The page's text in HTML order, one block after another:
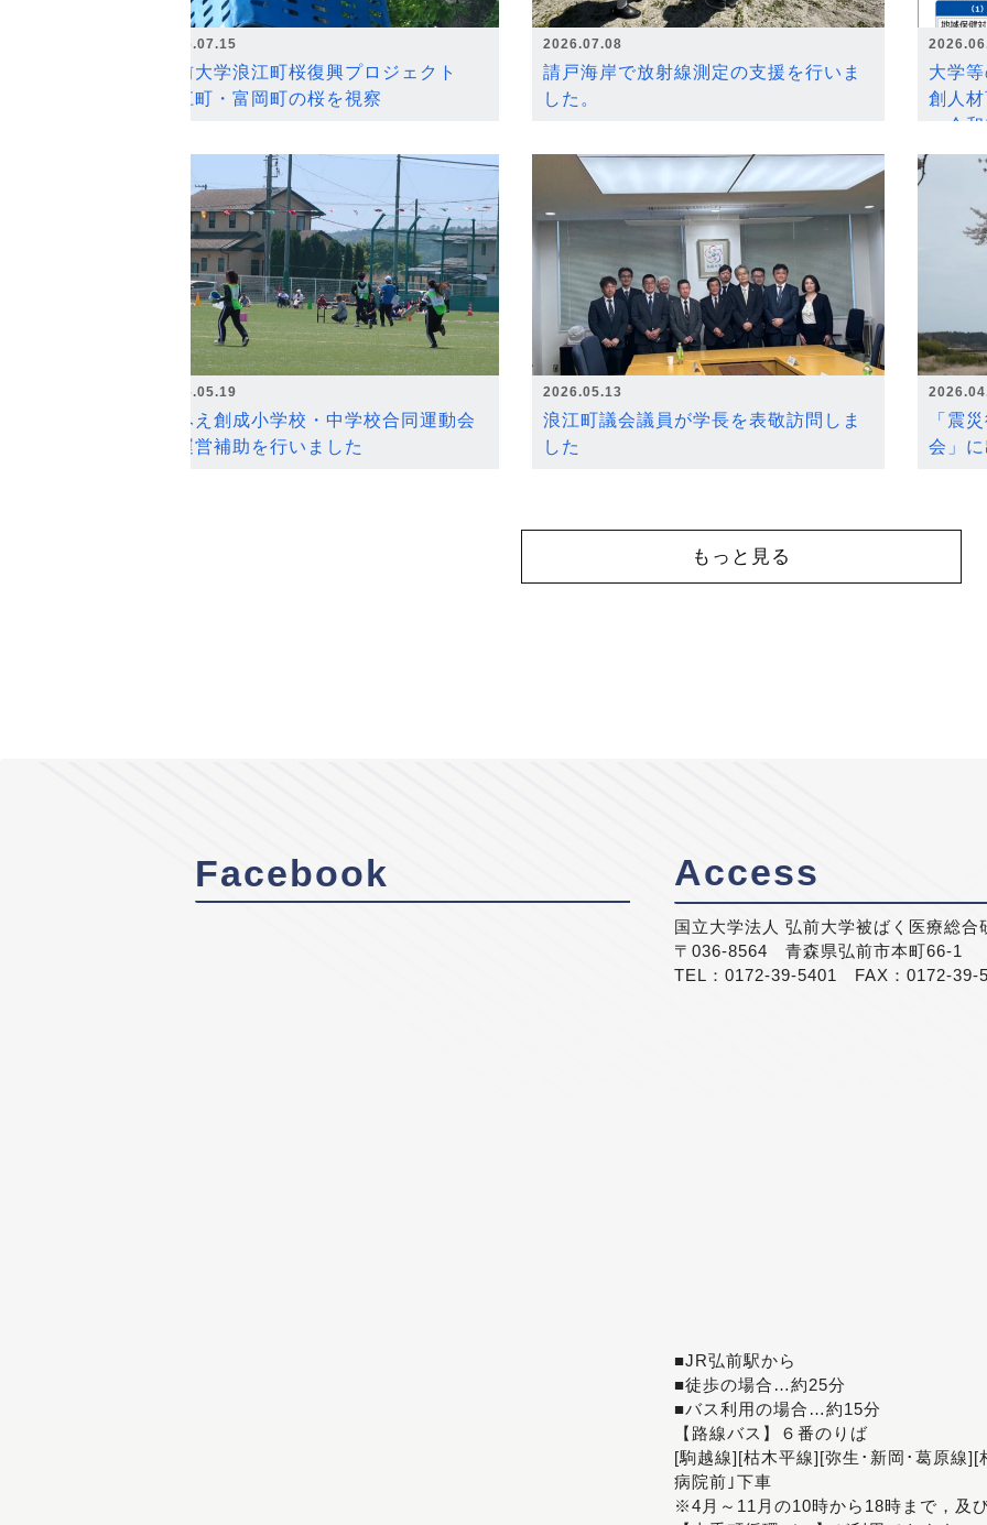
2026.07.15
弘前大学浪江町桜復興プロジェクト
浪江町・富岡町の桜を視察
2026.07.08
請戸海岸で放射線測定の支援を行いま
した。
大学
創人
～令
2026.05.19
なみえ創成小学校・中学校合同運動会
の運営補助を行いました
2026.05.13
浪江町議会議員が学長を表敬訪問しま
した
「震
会」
もっと見る
Facebook Access
国立大学法人 弘前大学被ばく医療総合
〒036-8564 青森県弘前市本町66-1
TEL：0172-39-5401 FAX：0172-39-
■JR弘前駅から
■徒歩の場合…約25分
■バス利用の場合…約15分
【路線バス】６番のりば
[駒越線][枯木平線][弥生･新岡･葛原線
病院前｣下車
※4月～11月の10時から18時まで，及